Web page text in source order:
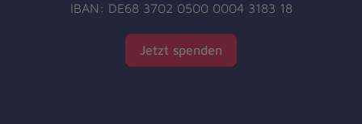
IBAN: DE68 3702 0500 0004 3183 18
Jetzt spenden